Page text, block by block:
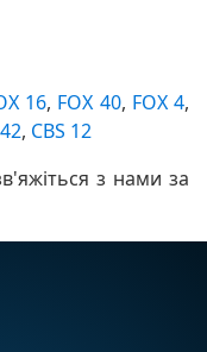
16, FOX 40, FOX 4,
, CBS 12
з нами за